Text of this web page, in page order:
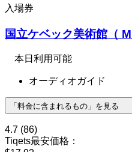
入場券
国立ケベック美術館（
本日利用可能
オーディオガイド
「料金に含まれるもの」を見る
4.7 (86)
Tiqets最安価格：